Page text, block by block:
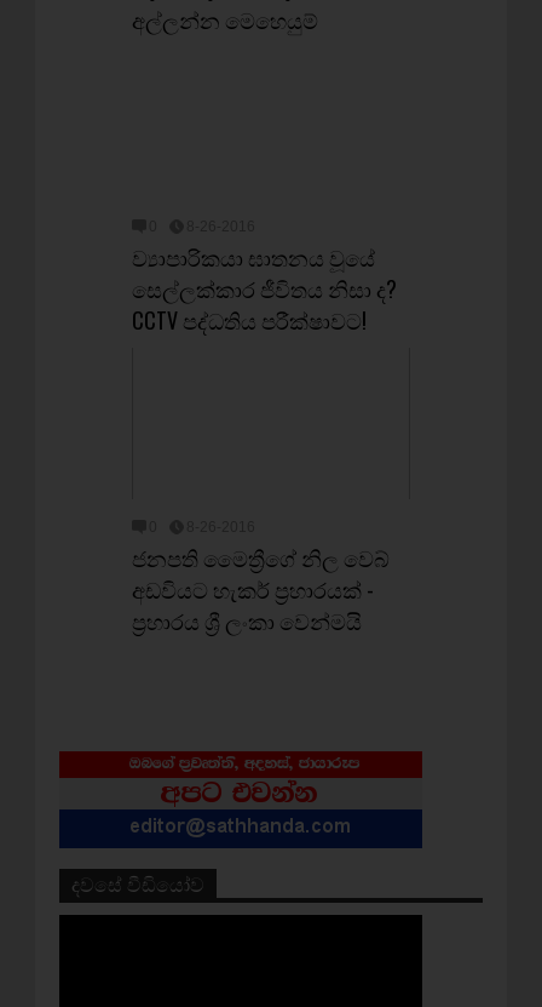
අල්ලන්න මෙහෙයුම්
ව්‍යාපාරිකයා ඝාතනය වූයේ
සෙල්ලක්කාර ජීවිතය නිසා ද?
CCTV පද්ධතිය පරීක්ෂාවට!
ජනපති මෛත්‍රීගේ නිල වෙබ්
අඩවියට හැකර් ප්‍රහාරයක් -
ප්‍රහාරය ශ්‍රී ලංකා වෙන්මයි
දවසේ වීඩියෝව